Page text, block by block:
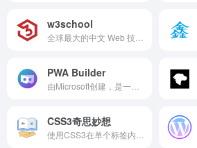
w3school
PWA Builder
CSS3奇思妙想